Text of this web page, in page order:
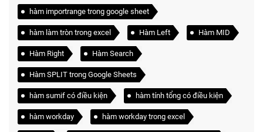
hàm importrange trong google sheet
hàm làm tròn trong excel Hàm Left Hàm MID
Hàm Right Hàm Search
Hàm SPLIT trong Google Sheets
hàm sumif có điều kiện hàm tính tổng có điều kiện
hàm workday hàm workday trong excel